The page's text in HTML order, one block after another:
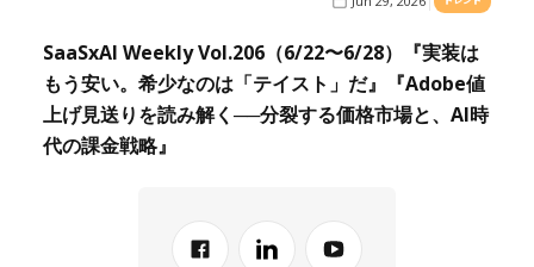
SaaSxAI Weekly Vol.206（6/22〜6/28）『実装は
もう安い。希少なのは「テイスト」だ』『Adobe値
上げ見送りを読み解く──分裂する価格市場と、AI時
代の課金戦略』